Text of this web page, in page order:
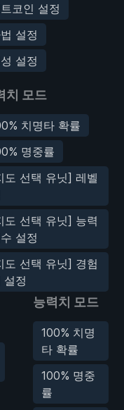
코인 설정
설정
설정
치 모드
치명타 확률
명중률
도 선택 유닛] 레벨
도 선택 유닛] 능력
설정
도 선택 유닛] 경험
설정
능력치 모드
100% 치명
타 확률
100% 명중
률